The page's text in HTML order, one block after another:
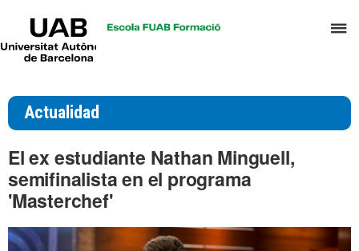
Universitat
Actualidad
El ex estudiante Nathan Minguell,
semifinalista en el programa
'Masterchef'